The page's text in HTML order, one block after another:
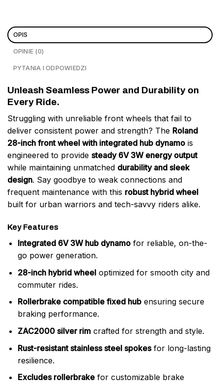
OPIS
OPINIE (0)
PYTANIA I ODPOWIEDZI
Unleash Seamless Power and Durability on
Every Ride.
Struggling with unreliable front wheels that fail to
deliver consistent power and strength? The Roland
28-inch front wheel with integrated hub dynamo is
engineered to provide steady 6V 3W energy output
while maintaining unmatched durability and sleek
design. Say goodbye to weak connections and
frequent maintenance with this robust hybrid wheel
built for urban warriors and tech-savvy riders alike.
Key Features
Integrated 6V 3W hub dynamofor reliable, on-the-
go power generation.
28-inch hybrid wheeloptimized for smooth city and
commuter rides.
Rollerbrake compatible fixed hubensuring secure
braking performance.
ZAC2000 silver rimcrafted for strength and style.
Rust-resistant stainless steel spokesfor long-lasting
resilience.
Excludes rollerbrakefor customizable brake